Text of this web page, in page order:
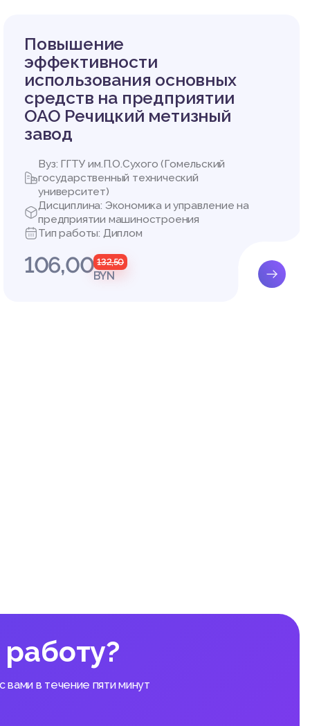
«Ф
Повышение
эффективности
использования основных
средств на предприятии
ОАО Речицкий метизный
завод
Вуз: ГГТУ им.П.О.Сухого (Гомельский
государственный технический
университет)
Дисциплина: Экономика и управление на
предприятии машиностроения
Тип работы: Диплом
106,00 132,50
BYN
в течение пяти минут